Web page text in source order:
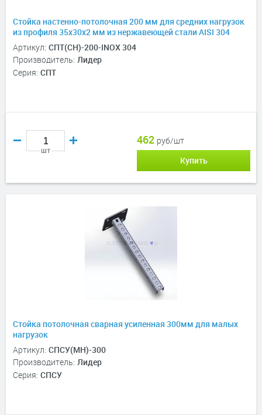
Стойка настенно-потолочная 200 мм для средних нагрузок
из профиля 35х30х2 мм из нержавеющей стали AISI 304
Артикул: СПТ(СН)-200-INOX 304
Производитель: Лидер
Серия: СПТ
шт
462 руб/шт
Купить
Стойка потолочная сварная усиленная 300мм для малых
нагрузок
Артикул: СПСУ(МН)-300
Производитель: Лидер
Серия: СПСУ